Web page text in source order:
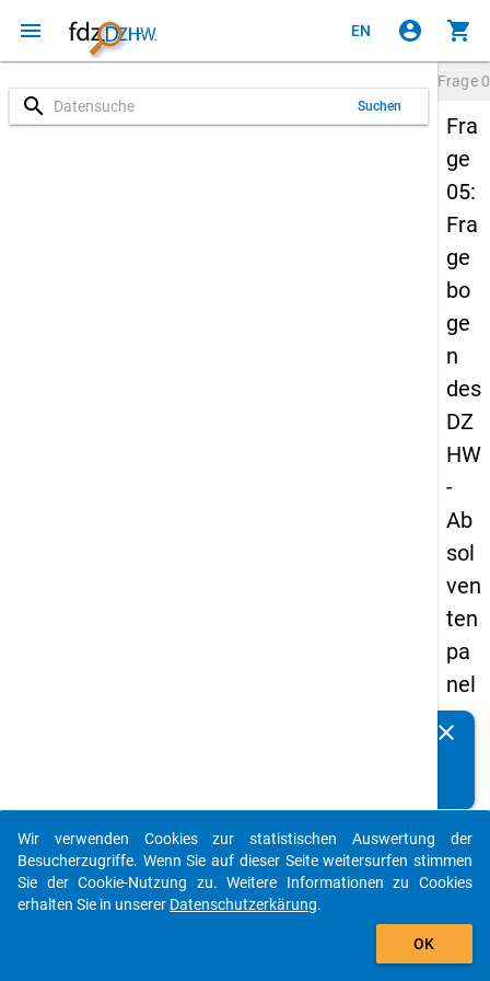
menu EN account_circle shopping_cart
search Suchen
Frage
Fra
ge
05:
Fra
ge
bo
ge
n
des
DZ
HW
-
Ab
sol
ven
ten
pa
nel
s
-
zw
eit
clear
auto_stories
add_shopping_cart
Wir verwenden Cookies zur statistischen Auswertung der
Besucherzugriffe. Wenn Sie auf dieser Seite weitersurfen stimmen
Sie der Cookie-Nutzung zu. Weitere Informationen zu Cookies
erhalten Sie in unserer Datenschutzerkärung.
OK